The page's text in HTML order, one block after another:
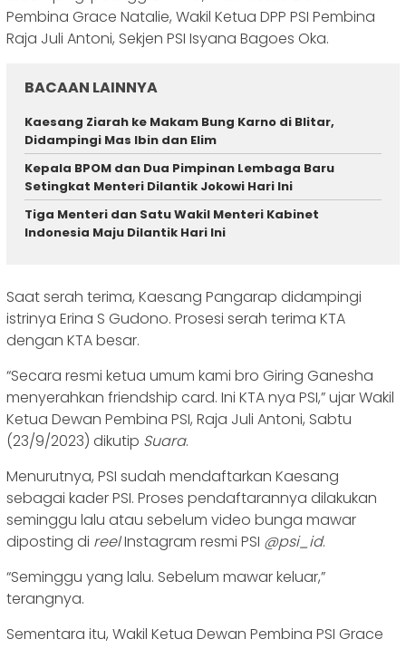
Pembina Grace Natalie, Wakil Ketua DPP PSI Pembina
Raja Juli Antoni, Sekjen PSI Isyana Bagoes Oka.
BACAAN LAINNYA
Kaesang Ziarah ke Makam Bung Karno di Blitar,
Didampingi Mas Ibin dan Elim
Kepala BPOM dan Dua Pimpinan Lembaga Baru
Setingkat Menteri Dilantik Jokowi Hari Ini
Tiga Menteri dan Satu Wakil Menteri Kabinet
Indonesia Maju Dilantik Hari Ini
Saat serah terima, Kaesang Pangarap didampingi
istrinya Erina S Gudono. Prosesi serah terima KTA
dengan KTA besar.
“Secara resmi ketua umum kami bro Giring Ganesha
menyerahkan friendship card. Ini KTA nya PSI,” ujar Wakil
Ketua Dewan Pembina PSI, Raja Juli Antoni, Sabtu
(23/9/2023) dikutip Suara.
Menurutnya, PSI sudah mendaftarkan Kaesang
sebagai kader PSI. Proses pendaftarannya dilakukan
seminggu lalu atau sebelum video bunga mawar
diposting di reelInstagram resmi PSI @psi_id.
“Seminggu yang lalu. Sebelum mawar keluar,”
terangnya.
Sementara itu, Wakil Ketua Dewan Pembina PSI Grace